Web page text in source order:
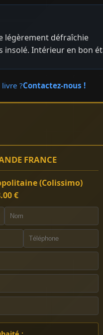
légèrement défraîchie
insolé. Intérieur en bon
livre ?Contactez-nous !
FRANCE
(Colissimo)
€